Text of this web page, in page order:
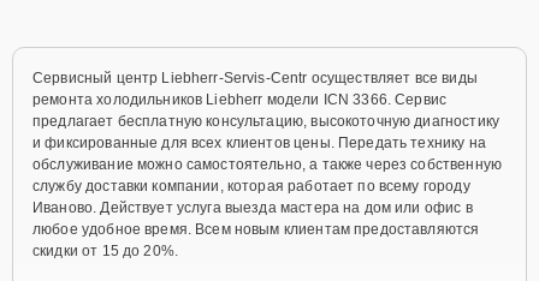
Сервисный центр Liebherr-Servis-Centr осуществляет все виды
ремонта холодильников Liebherr модели ICN 3366. Сервис
предлагает бесплатную консультацию, высокоточную диагностику
и фиксированные для всех клиентов цены. Передать технику на
обслуживание можно самостоятельно, а также через собственную
службу доставки компании, которая работает по всему городу
Иваново. Действует услуга выезда мастера на дом или офис в
любое удобное время. Всем новым клиентам предоставляются
скидки от 15 до 20%.